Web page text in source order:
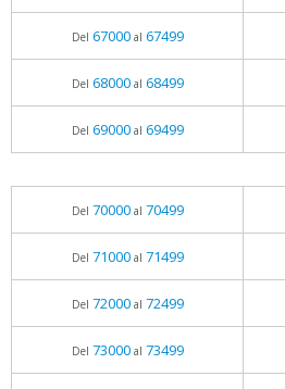
Del 67000al 67499
Del 68000al 68499
Del 69000al 69499
Del 70000al 70499
Del 71000al 71499
Del 72000al 72499
Del 73000al 73499